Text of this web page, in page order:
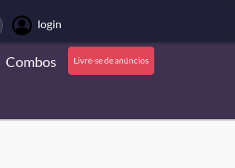
login
Combos Livre-se de anúncios